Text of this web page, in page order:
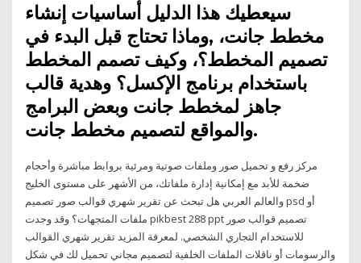
سيعطيك هذا الدليل أساسيات إنشاء
مخطط جانت، ,وماذا تحتاج قبل البدء في
تصميم المخطط؟، وكيف تصمم المخطط
باستخدام برنامج الإكسل؟ وهدية قالب
جاهز لمخطط جانت وبعض البرامج
والمواقع لتصميم مخطط جانت.
مركز رفع و تحميل صور وملفات صوتية ومرئية بروابط مباشرة وأحجام
ضخمة للأبد مع إمكانية إدارة ملفاتك، من الأشهر على مستوى الخليج
والعالم العربي هل تبحث عن تقرير شهري قوالب صور تصميم psd أو
ملفات المتجهات؟ وقد وجدت pikbest 288 ppt تصميم قوالب صور
للاستخدام التجاري الشخصي. لمعرفة المزيد تقرير شهري القوالب
والرسومات أو ناقلات الملفات الخلفية لتصميم مجاني تحميل لك في شكل